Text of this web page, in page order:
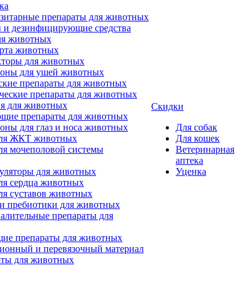
препараты для животных
и дезинфицирующие средства
животных
животных
для животных
для ушей животных
препараты для животных
препараты для животных
для животных
препараты для животных
для глаз и носа животных
ЖКТ животных
мочеполовой системы
для животных
сердца животных
суставов животных
пребиотики для животных
препараты для
препараты для животных
и перевязочный материал
для животных
Скидки
Для собак
Для кошек
Ветеринарная
аптека
Уценка